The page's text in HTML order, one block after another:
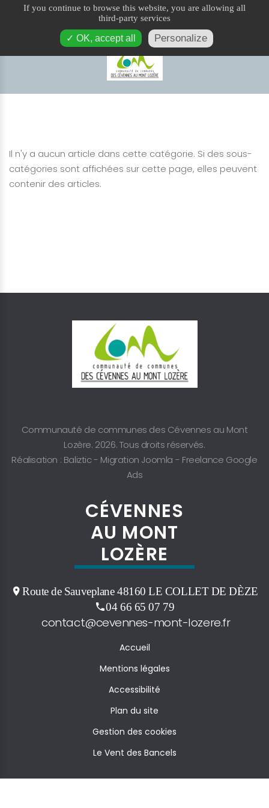
Actes administratifs
Il n'y a aucun article dans cette catégorie. Si des sous-
catégories sont affichées sur cette page, elles peuvent
contenir des articles.
Communauté de communes des Cévennes au Mont
Lozère. 2026. Tous droits réservés.
Réalisation : Baliztic - Migration Joomla - Freelance Google
Ads
CÉVENNES
AU MONT
LOZÈRE
Route de Sauveplane 48160 LE COLLET DE DÈZE
04 66 65 07 79
contact@cevennes-mont-lozere.fr
Accueil
Mentions légales
Accessibilité
Plan du site
Gestion des cookies
Le Vent des Bancels
If you continue to browse this website, you are allowing all
third-party services
✓ OK, accept all Personalize